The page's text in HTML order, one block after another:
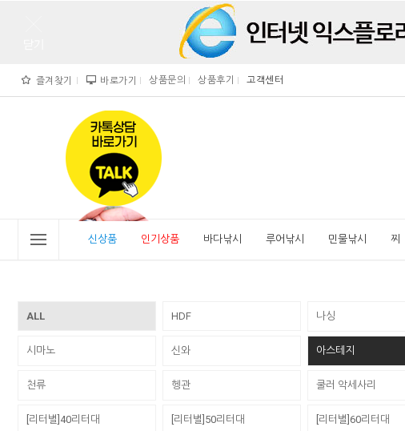
즐겨찾기 바로가기 상품문의 상품후기 고객센터
">
" alt="비린내">
신상품 인기상품 바다낚시 루어낚시 민물낚시 찌
ALL HDF 나싱
시마노 신와 아스테지
천류 헹관 쿨러 악세사리
[리터별]40리터대 [리터별]50리터대 [리터별]60리터대